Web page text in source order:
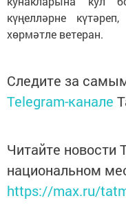
күңелләрне
хөрмәтле ветеран.
Следите за
Telegram-канале
Читайте новости
национальном
https://max.ru/